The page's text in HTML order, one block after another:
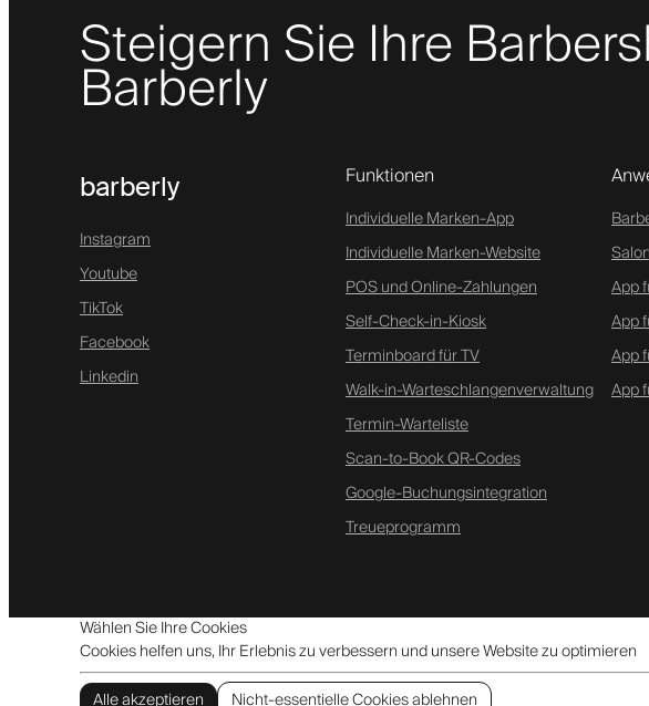
Steigern Sie Ihre
Barberly
barberly
Instagram
Youtube
TikTok
Facebook
Linkedin
Funktionen
Individuelle Marken-App
Individuelle Marken-Website
POS und Online-Zahlungen
Self-Check-in-Kiosk
Terminboard für TV
Walk-in-Warteschlangenverwaltung
Termin-Warteliste
Scan-to-Book QR-Codes
Google-Buchungsintegration
Treueprogramm
App
App
App
App
Wählen Sie Ihre Cookies
Cookies helfen uns, Ihr Erlebnis zu verbessern und unsere Website zu optimieren
Alle akzeptieren
Nicht-essentielle Cookies ablehnen